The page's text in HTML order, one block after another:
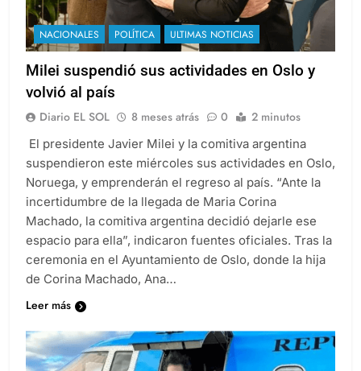
NACIONALES POLÍTICA ULTIMAS NOTICIAS
Milei suspendió sus actividades en Oslo y
volvió al país
Diario EL SOL 8 meses atrás 0 2 minutos
El presidente Javier Milei y la comitiva argentina
suspendieron este miércoles sus actividades en Oslo,
Noruega, y emprenderán el regreso al país. “Ante la
incertidumbre de la llegada de Maria Corina
Machado, la comitiva argentina decidió dejarle ese
espacio para ella”, indicaron fuentes oficiales. Tras la
ceremonia en el Ayuntamiento de Oslo, donde la hija
de Corina Machado, Ana…
Leer más